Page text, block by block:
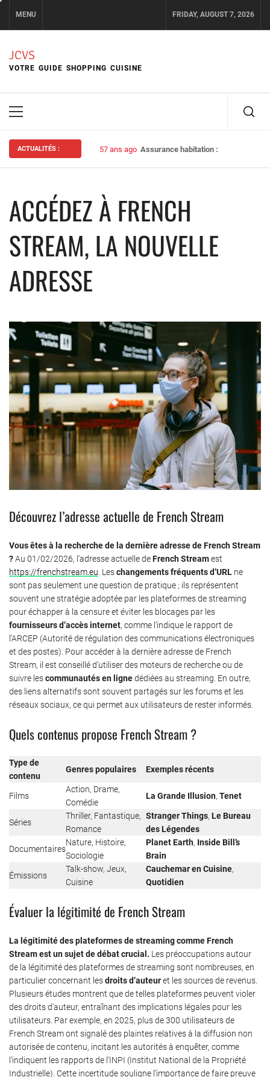
content
MENU FRIDAY, AUGUST 7, 2026
JCVS
VOTRE GUIDE SHOPPING CUISINE
Primary
ACTUALITÉS : 57 ans ago Assurance habitation : bien choisir
ACCÉDEZ À FRENCH
STREAM, LA NOUVELLE
ADRESSE
Découvrez l’adresse actuelle de French Stream
Vous êtes à la recherche de la dernière adresse de French Stream
?Au 01/02/2026, l’adresse actuelle deFrench Streamest
https://frenchstream.eu . Leschangements fréquents d’URL ne
sont pas seulement une question de pratique ; ils représentent
souvent une stratégie adoptée par les plateformes de streaming
pour échapper à la censure et éviter les blocages par les
fournisseurs d’accès internet, comme l’indique le rapport de
l’ARCEP (Autorité de régulation des communications électroniques
et des postes). Pour accéder à la dernière adresse de French
Stream, il est conseillé d’utiliser des moteurs de recherche ou de
suivre lescommunautés en lignedédiées au streaming. En outre,
des liens alternatifs sont souvent partagés sur les forums et les
réseaux sociaux, ce qui permet aux utilisateurs de rester informés.
Quels contenus propose French Stream ?
Type de
contenu
Genres populaires Exemples récents
Films
Action, Drame,
Comédie
La Grande Illusion, Tenet
Séries
Thriller, Fantastique,
Romance
Stranger Things, Le Bureau
des Légendes
Documentaires
Nature, Histoire,
Sociologie
Planet Earth, Inside Bill’s
Brain
Émissions
Talk-show, Jeux,
Cuisine
Cauchemar en Cuisine,
Quotidien
Évaluer la légitimité de French Stream
La légitimité des plateformes de streaming comme French
Stream est un sujet de débat crucial. Les préoccupations autour
de la légitimité des plateformes de streaming sont nombreuses, en
particulier concernant lesdroits d’auteuret les sources de revenus.
Plusieurs études montrent que de telles plateformes peuvent violer
des droits d’auteur, entraînant des implications légales pour les
utilisateurs. Par exemple, en 2025, plus de 300 utilisateurs de
French Stream ont signalé des plaintes relatives à la diffusion non
autorisée de contenu, incitant les autorités à enquêter, comme
l’indiquent les rapports de l’INPI (Institut National de la Propriété
Industrielle). Cette incertitude souligne l’importance de faire preuve